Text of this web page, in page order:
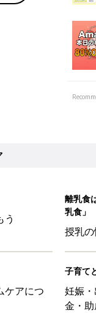
う
離乳食
乳食」
授乳
ケアにつ
子育て
妊娠
金・